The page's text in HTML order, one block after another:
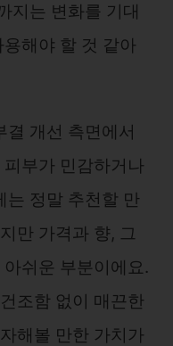
지는 변화를 기대
해야 할 것 같아
결 개선 측면에서
부가 민감하거나
는 정말 추천할 만
만 가격과 향, 그
쉬운 부분이에요.
조함 없이 매끈한
해볼 만한 가치가